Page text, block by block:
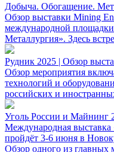
Добыча. Обогащение.
Обзор выставки Mining
международной
Металлургия». Здесь
Рудник 2025 | Обзор
Обзор мероприятия
технологий и
российских и
Уголь России и Майнинг
Международная
пройдёт 3-6 июня в
Обзор одного из главных